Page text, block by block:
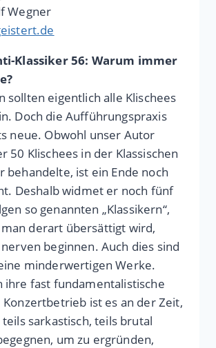
Wegner
Klassiker 56: Warum immer
sollten eigentlich alle Klischees
Doch die Aufführungspraxis
neue. Obwohl unser Autor
50 Klischees in der Klassischen
behandelte, ist ein Ende noch
Deshalb widmet er noch fünf
so genannten „Klassikern“,
derart übersättigt wird,
nerven beginnen. Auch dies sind
minderwertigen Werke.
ihre fast fundamentalistische
Konzertbetrieb ist es an der Zeit,
sarkastisch, teils brutal
um zu ergründen,